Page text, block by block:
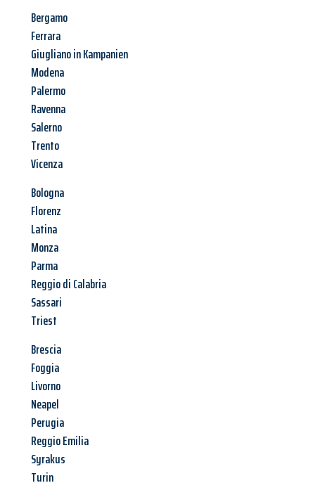
Bergamo
Ferrara
Giugliano in Kampanien
Modena
Palermo
Ravenna
Salerno
Trento
Vicenza
Bologna
Florenz
Latina
Monza
Parma
Reggio di Calabria
Sassari
Triest
Brescia
Foggia
Livorno
Neapel
Perugia
Reggio Emilia
Syrakus
Turin